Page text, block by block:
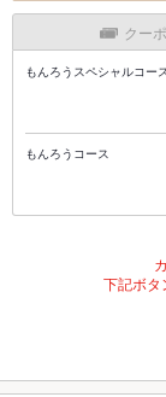
クー
もんろうスペシャルコー
もんろうコース
下記ボタ